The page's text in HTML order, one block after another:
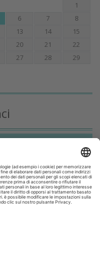
1
6 7
8
13 14
15
20 21
22
27 28
29
Cusago